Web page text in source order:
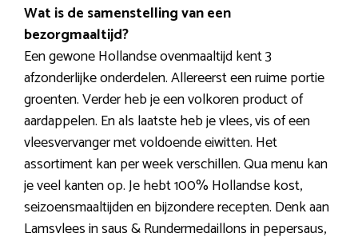
Wat is de samenstelling van een
bezorgmaaltijd?
Een gewone Hollandse ovenmaaltijd kent 3
afzonderlijke onderdelen. Allereerst een ruime portie
groenten. Verder heb je een volkoren product of
aardappelen. En als laatste heb je vlees, vis of een
vleesvervanger met voldoende eiwitten. Het
assortiment kan per week verschillen. Qua menu kan
je veel kanten op. Je hebt 100% Hollandse kost,
seizoensmaaltijden en bijzondere recepten. Denk aan
Lamsvlees in saus & Rundermedaillons in pepersaus,